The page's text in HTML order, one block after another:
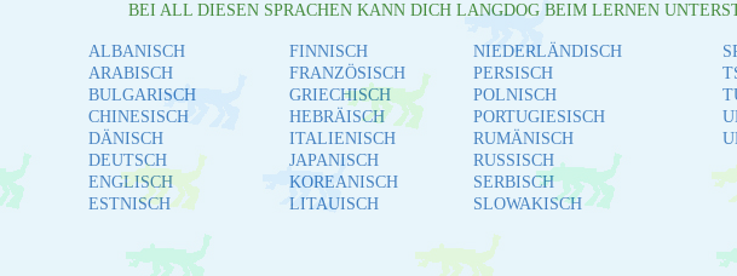
BEI ALL DIESEN SPRACHEN KANN DICH LANGDOG BEIM LERNEN
ALBANISCH
ARABISCH
BULGARISCH
CHINESISCH
DÄNISCH
DEUTSCH
ENGLISCH
ESTNISCH
FINNISCH
FRANZÖSISCH
GRIECHISCH
HEBRÄISCH
ITALIENISCH
JAPANISCH
KOREANISCH
LITAUISCH
NIEDERLÄNDISCH
PERSISCH
POLNISCH
PORTUGIESISCH
RUMÄNISCH
RUSSISCH
SERBISCH
SLOWAKISCH